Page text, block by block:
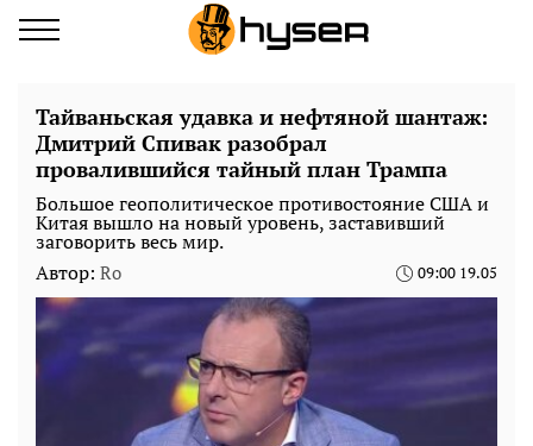
Тайваньская удавка и нефтяной шантаж:
Дмитрий Спивак разобрал
провалившийся тайный план Трампа
Большое геополитическое противостояние США и
Китая вышло на новый уровень, заставивший
заговорить весь мир.
Автор: Ro 09:00 19.05